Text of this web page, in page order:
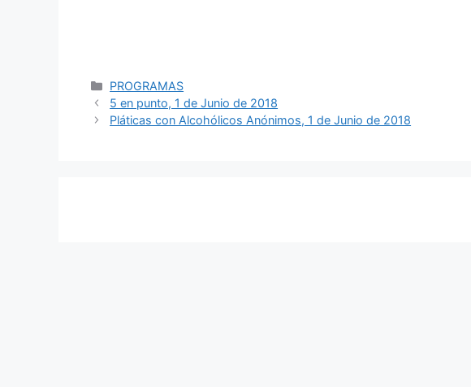
Categorías
PROGRAMAS
Navegación
de
5 en punto, 1 de Junio de 2018
Pláticas con Alcohólicos Anónimos, 1 de Junio de 2018